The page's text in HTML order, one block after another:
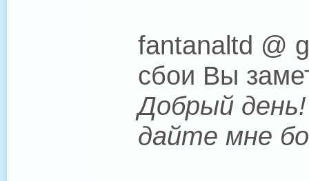
fantanaltd @
сбои Вы
Добрый
дайте мне